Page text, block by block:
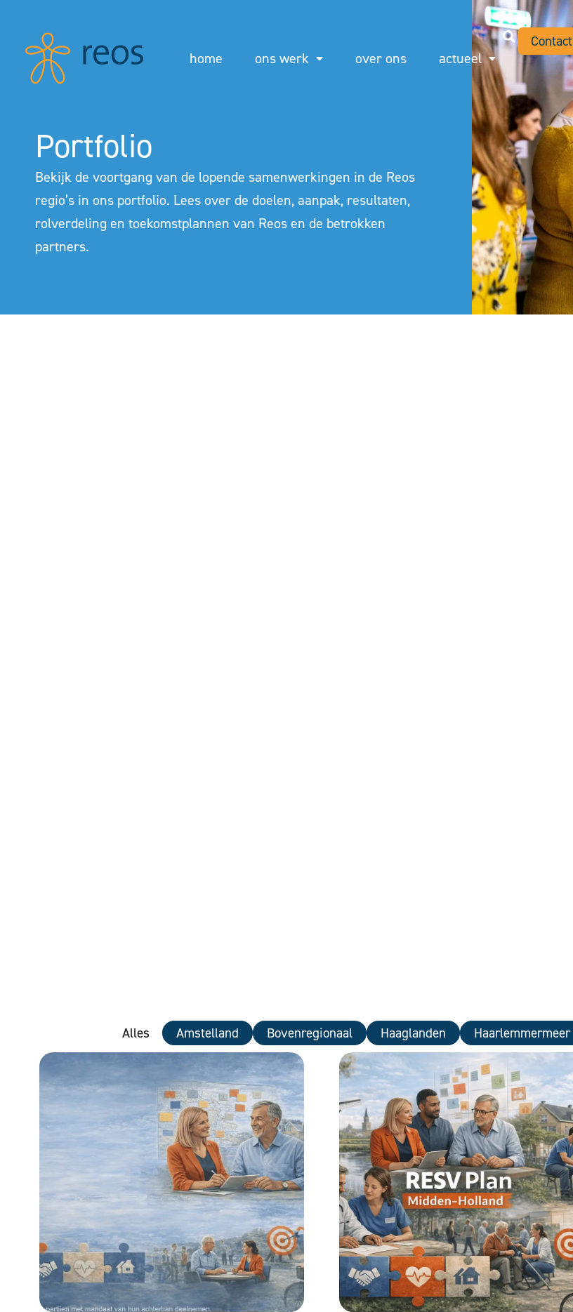
home ons werk over ons actueel
Contact
Portfolio
Bekijk de voortgang van de lopende samenwerkingen in de Reos
regio’s in ons portfolio. Lees over de doelen, aanpak, resultaten,
rolverdeling en toekomstplannen van Reos en de betrokken
partners.
Amstelland Bovenregionaal Haaglanden Haarlemmermeer
Alles